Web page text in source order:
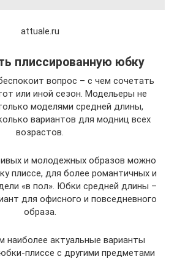
attuale.ru
плиссированную юбку
вопрос – с чем сочетать
или иной сезон. Модельеры не
моделями средней длины,
вариантов для модниц всех
возрастов.
и молодежных образов можно
плиссе, для более романтичных и
«в пол». Юбки средней длины –
для офисного и повседневного
образа.
наиболее актуальные варианты
плиссе с другими предметами